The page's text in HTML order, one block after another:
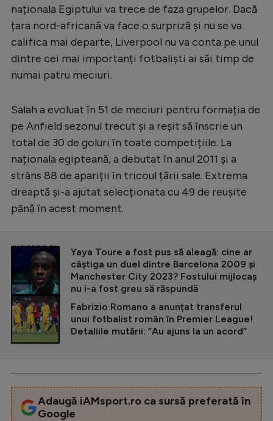
naționala Egiptului va trece de faza grupelor. Dacă
țara nord-africană va face o surpriză și nu se va
califica mai departe, Liverpool nu va conta pe unul
dintre cei mai importanți fotbaliști ai săi timp de
numai patru meciuri.
Salah a evoluat în 51 de meciuri pentru formația de
pe Anfield sezonul trecut și a reșit să înscrie un
total de 30 de goluri în toate competițiile. La
naționala egipteană, a debutat în anul 2011 și a
strâns 88 de apariții în tricoul țării sale. Extrema
dreaptă și-a ajutat selecționata cu 49 de reușite
până în acest moment.
CITEȘTE ȘI
Yaya Toure a fost pus să aleagă: cine ar
câștiga un duel dintre Barcelona 2009 și
Manchester City 2023? Fostului mijlocaș
nu i-a fost greu să răspundă
Fabrizio Romano a anunțat transferul
unui fotbalist român în Premier League!
Detaliile mutării: ”Au ajuns la un acord”
Adaugă iAMsport.ro ca sursă preferată în
Google